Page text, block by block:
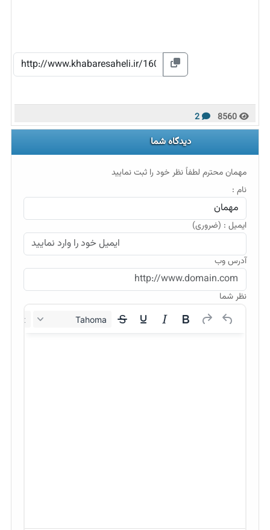
دیدگاه شما
مهمان محترم لطفاً نظر خود را ثبت نمایید
نام :
ایمیل : (ضروری)
آدرس وب
نظر شما
Tahoma
12px